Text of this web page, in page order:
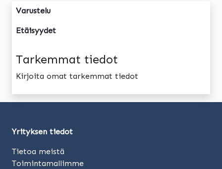
Varustelu
Etäisyydet
Tarkemmat tiedot
Kirjoita omat tarkemmat tiedot
Yrityksen tiedot
Tietoa meistä
Toimintamallimme